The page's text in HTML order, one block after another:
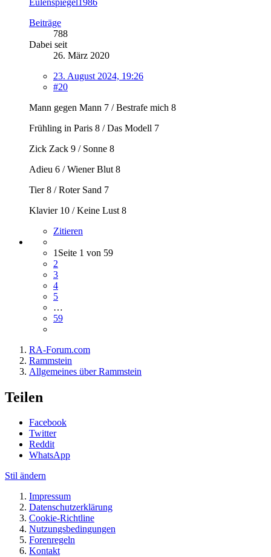
Beiträge
788
Dabei seit
26. März 2020
23. August 2024, 19:26
#20
Mann gegen Mann 7 / Bestrafe mich 8
Frühling in Paris 8 / Das Modell 7
Zick Zack 9 / Sonne 8
Adieu 6 / Wiener Blut 8
Tier 8 / Roter Sand 7
Klavier 10 / Keine Lust 8
Zitieren
1 Seite 1 von 59
2
3
4
5
…
59
RA-Forum.com
Rammstein
Allgemeines über Rammstein
Teilen
Facebook
Twitter
Reddit
WhatsApp
Stil ändern
Impressum
Datenschutzerklärung
Cookie-Richtline
Nutzungsbedingungen
Forenregeln
Kontakt